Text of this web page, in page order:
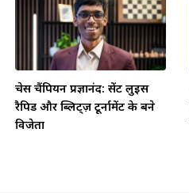
चेस चैंपियन प्रज्ञानंद: सेंट लुइस
रैपिड और ब्लिट्ज़ टूर्नामेंट के बने
विजेता